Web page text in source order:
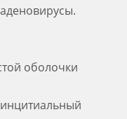
оболочки